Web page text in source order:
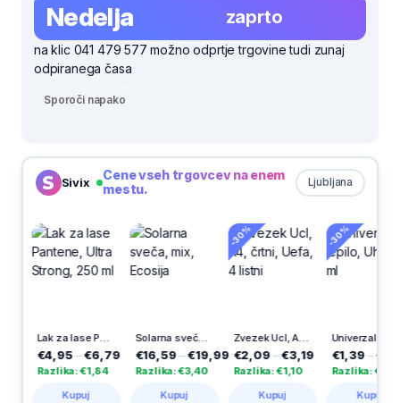
Nedelja zaprto
na klic 041 479 577 možno odprtje trgovine tudi zunaj
odpiranega časa
Sporoči napako
Sivix Ljubljana
Cene vseh trgovcev na enem
mestu.
Lak za lase Pantene, Ultra Strong, 250 ml
€4,95 –€6,79
Razlika: €1,84
Kupuj
Solarna sveča, mix, Ecosija
€16,59 –€19,99
Razlika: €3,40
Kupuj
-30%
Zvezek Ucl, A4, črtni, Uefa, 4 listni
€2,09 –€3,19
Razlika: €1,10
Kupuj
-30%
€1,39 –€3,10
Razlika: €1,71
Kupuj